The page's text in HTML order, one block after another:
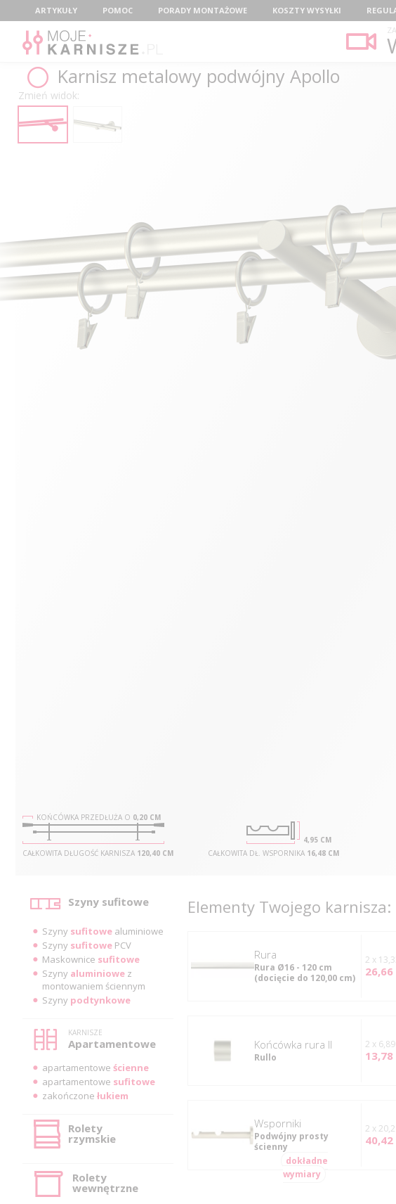
MenuARTYKUŁY POMOC PORADY MONTAŻOWE KOSZTY WYSYŁKI
Karnisz metalowy podwójny Apollo
KOŃCÓWKA PRZEDŁUŻA O 0,20 CM
CAŁKOWITA DŁUGOŚĆ KARNISZA 120,40 CM
4,95 CM
CAŁKOWITA DŁ. WSPORNIKA 16,48 CM
Zmień widok:
Szyny sufitowe
Szyny sufitowe aluminiowe
Szyny sufitowe PCV
Maskownice sufitowe
Szyny aluminiowe z
montowaniem ściennym
Szyny podtynkowe
KARNISZE
Apartamentowe
apartamentowe ścienne
apartamentowe sufitowe
zakończone łukiem
Rolety
rzymskie
Rolety
wewnętrzne
Elementy Twojego karnisza:
rura
Rura Ø16 - 120 cm
(docięcie do 120,00 cm)
2 x
26,66
Końcówka rura II
Rullo
2 x
13,78
Wsporniki
Podwójny prosty
ścienny
2 x
40,42
dokładne
wymiary